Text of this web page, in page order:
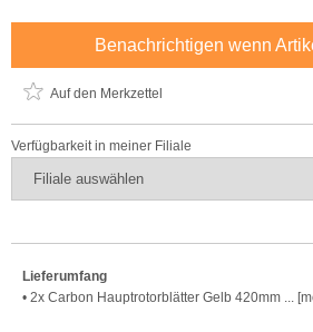
Benachrichtigen wenn
Auf den Merkzettel
Verfügbarkeit in meiner Filiale
Lieferumfang
• 2x Carbon Hauptrotorblätter Gelb 420mm ...